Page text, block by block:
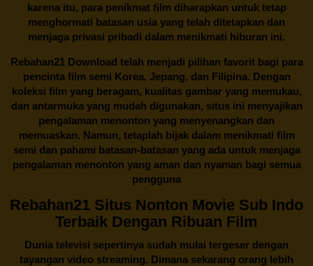
karena itu, para penikmat film diharapkan untuk tetap
menghormati batasan usia yang telah ditetapkan dan
menjaga privasi pribadi dalam menikmati hiburan ini.
Rebahan21Download telah menjadi pilihan favorit bagi para
pencinta film semi Korea, Jepang, dan Filipina. Dengan
koleksi film yang beragam, kualitas gambar yang memukau,
dan antarmuka yang mudah digunakan, situs ini menyajikan
pengalaman menonton yang menyenangkan dan
memuaskan. Namun, tetaplah bijak dalam menikmati film
semi dan pahami batasan-batasan yang ada untuk menjaga
pengalaman menonton yang aman dan nyaman bagi semua
pengguna
Rebahan21 Situs Nonton Movie Sub Indo
Terbaik Dengan Ribuan Film
Dunia televisi sepertinya sudah mulai tergeser dengan
tayangan video streaming. Dimana sekarang orang lebih